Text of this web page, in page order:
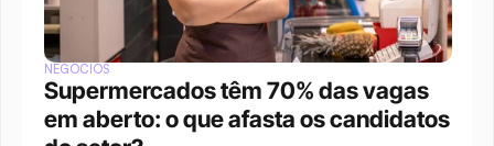
NEGÓCIOS
Supermercados têm 70% das vagas
em aberto: o que afasta os candidatos